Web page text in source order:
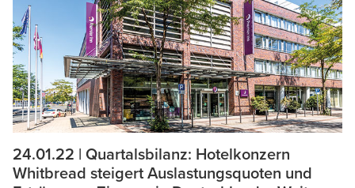
24.01.22 | Quartalsbilanz: Hotelkonzern
Whitbread steigert Auslastungsquoten und